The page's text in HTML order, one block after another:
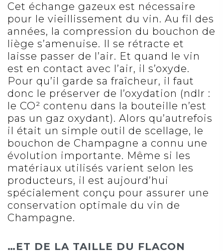
Cet échange gazeux est nécessaire
pour le vieillissement du vin. Au fil des
années, la compression du bouchon de
liège s’amenuise. Il se rétracte et
laisse passer de l’air. Et quand le vin
est en contact avec l’air, il s’oxyde.
Pour qu’il garde sa fraîcheur, il faut
donc le préserver de l’oxydation (ndlr :
le CO² contenu dans la bouteille n’est
pas un gaz oxydant). Alors qu’autrefois
il était un simple outil de scellage, le
bouchon de Champagne a connu une
évolution importante. Même si les
matériaux utilisés varient selon les
producteurs, il est aujourd’hui
spécialement conçu pour assurer une
conservation optimale du vin de
Champagne.
…ET DE LA TAILLE DU FLACON